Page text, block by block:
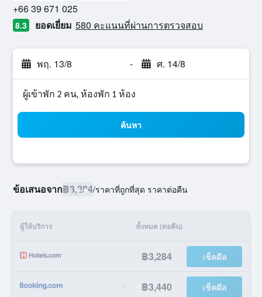
+66 39 671 025
8.3 ยอดเยี่ยม 580 คะแนนที่ผ่านการตรวจสอบ
พฤ. 13/8 - ศ. 14/8
ผู้เข้าพัก 2 คน, ห้องพัก 1 ห้อง
ค้นหา
ข้อเสนอจาก฿3,284/ราคาที่ถูกที่สุด ราคาต่อคืน
ผู้ให้บริการ ทั้งหมด (ต่อคืน)
฿3,284 เช็คดีล
฿3,440 เช็คดีล